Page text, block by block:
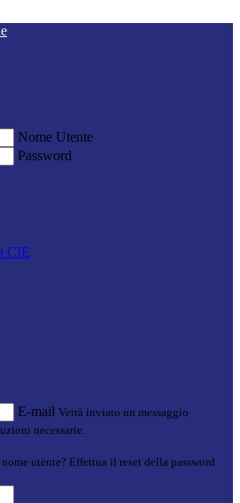
Nome Utente
Password
CIE
E-mail Verrà inviato un messaggio
necessarie.
utente? Effettua il reset della password